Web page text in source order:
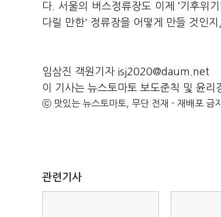
다. 서울의 버스정류장도 이제 ‘기후위
다릴 만한' 정류장을 어떻게 만들 것인
임삼진 객원기자 isj2020@daum.net
이 기사는 뉴스토마토 보도준칙 및 윤리
ⓒ 맛있는 뉴스토마토, 무단 전재 - 재배포 금지
관련기사